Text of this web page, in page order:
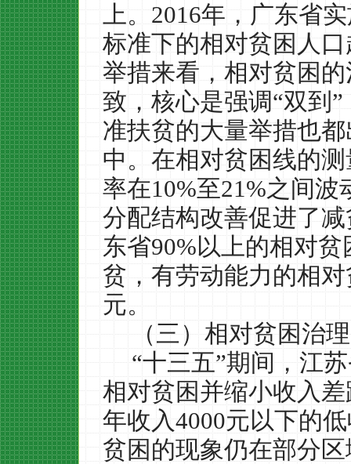
上。2016年，广东省
标准下的相对贫困人
举措来看，相对贫困
致，核心是强调“双到
准扶贫的大量举措也
中。在相对贫困线的
率在10%至21%之间波
分配结构改善促进了
东省90%以上的相对贫
贫，有劳动能力的相
元。
（三）相对贫困治
“十三五”期间，江
相对贫困并缩小收入
年收入4000元以下的
贫困的现象仍在部分